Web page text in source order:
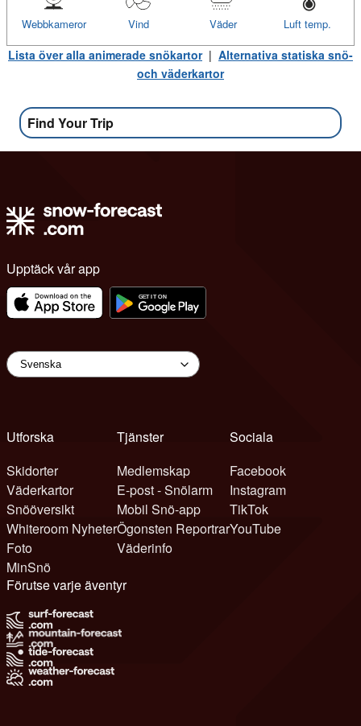
Luft temp.
Väder
Vind
Webbkameror
Lista över alla animerade snökartor| Alternativa statiska snö-
och väderkartor
Find Your Trip
Upptäck vår app
Utforska
Skidorter
Väderkartor
Snööversikt
Whiteroom Nyheter
Foto
MinSnö
Tjänster
Medlemskap
E-post - Snölarm
Mobil Snö-app
Ögonsten Reportrar
Väderinfo
Sociala
Facebook
Instagram
TikTok
YouTube
Förutse varje äventyr